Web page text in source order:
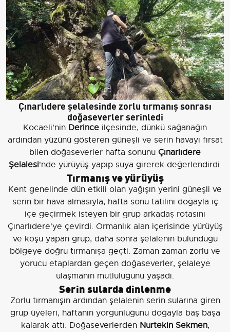
Çınarlıdere şelalesinde zorlu tırmanış sonrası
doğaseverler serinledi
Kocaeli'nin Derince ilçesinde, dünkü sağanağın
ardından yüzünü gösteren güneşli ve serin havayı fırsat
bilen doğaseverler hafta sonunu Çınarlıdere
Şelalesi'nde yürüyüş yapıp suya girerek değerlendirdi.
Tırmanış ve yürüyüş
Kent genelinde dün etkili olan yağışın yerini güneşli ve
serin bir hava almasıyla, hafta sonu tatilini doğayla iç
içe geçirmek isteyen bir grup arkadaş rotasını
Çınarlıdere'ye çevirdi. Ormanlık alan içerisinde yürüyüş
ve koşu yapan grup, daha sonra şelalenin bulunduğu
bölgeye doğru tırmanışa geçti. Zaman zaman zorlu ve
yorucu etaplardan geçen doğaseverler, şelaleye
ulaşmanın mutluluğunu yaşadı.
Serin sularda dinlenme
Zorlu tırmanışın ardından şelalenin serin sularına giren
grup üyeleri, haftanın yorgunluğunu doğayla baş başa
kalarak attı. Doğaseverlerden Nurtekin Sekmen,